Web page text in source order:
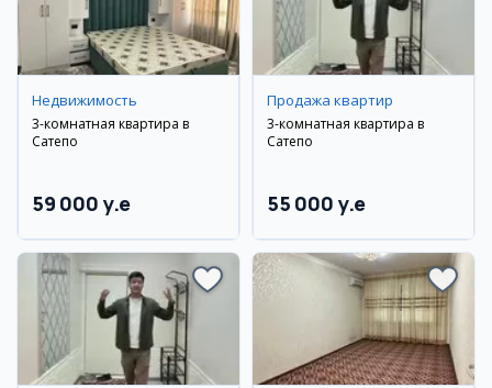
Недвижимость
3-комнатная квартира в
Сатепо
59 000 y.e
Продажа квартир
3-комнатная квартира в
Сатепо
55 000 y.e